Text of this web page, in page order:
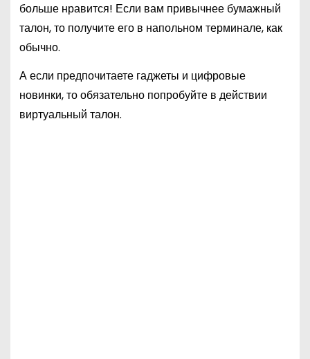
больше нравится! Если вам привычнее бумажный
талон, то получите его в напольном терминале, как
обычно.
А если предпочитаете гаджеты и цифровые
новинки, то обязательно попробуйте в действии
виртуальный талон.